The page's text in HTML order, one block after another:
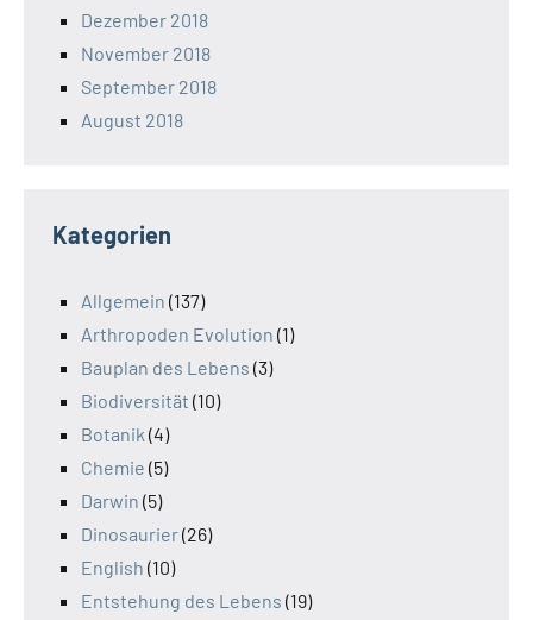
Dezember 2018
November 2018
September 2018
August 2018
Kategorien
Allgemein (137)
Arthropoden Evolution (1)
Bauplan des Lebens (3)
Biodiversität (10)
Botanik (4)
Chemie (5)
Darwin (5)
Dinosaurier(26)
English (10)
Entstehung des Lebens (19)